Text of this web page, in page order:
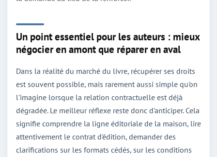
Un point essentiel pour les auteurs : mieux
négocier en amont que réparer en aval
Dans la réalité du marché du livre, récupérer ses droits
est souvent possible, mais rarement aussi simple qu'on
l'imagine lorsque la relation contractuelle est déjà
dégradée. Le meilleur réflexe reste donc d'anticiper. Cela
signifie comprendre la ligne éditoriale de la maison, lire
attentivement le contrat d'édition, demander des
clarifications sur les formats cédés, sur les conditions